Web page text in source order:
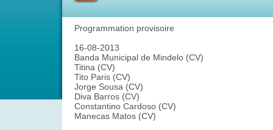
Programmation provisoire
16-08-2013
Banda Municipal de Mindelo (CV)
Titina (CV)
Tito Paris (CV)
Jorge Sousa (CV)
Diva Barros (CV)
Constantino Cardoso (CV)
Manecas Matos (CV)